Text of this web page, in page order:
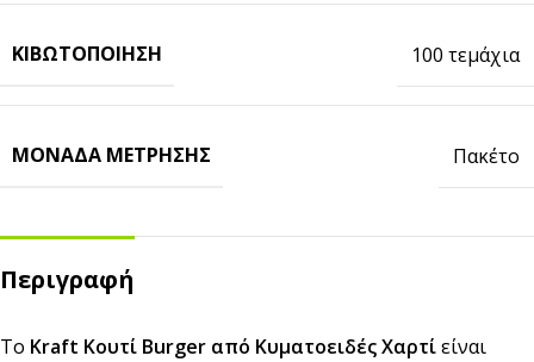
ΚΙΒΩΤΟΠΟΊΗΣΗ 100 τεμάχια
ΜΟΝΆΔΑ ΜΈΤΡΗΣΗΣ Πακέτο
Περιγραφή
Το Kraft Κουτί Burger από Κυματοειδές Χαρτίείναι